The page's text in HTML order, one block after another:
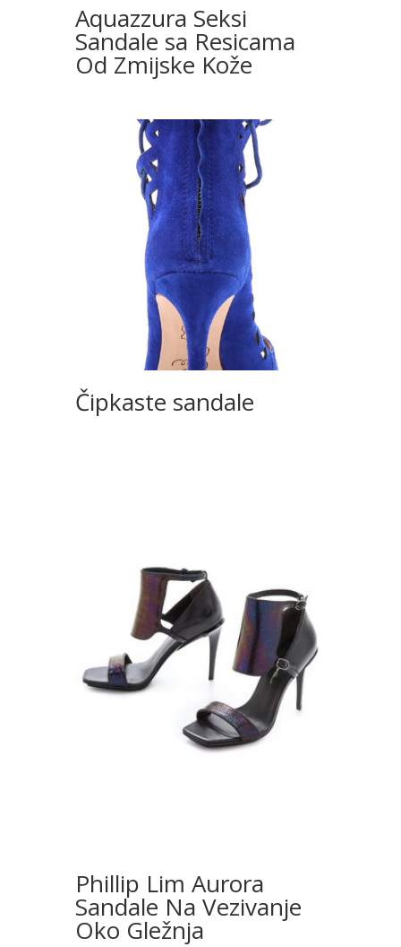
Aquazzura Seksi
Sandale sa Resicama
Od Zmijske Kože
Čipkaste sandale
Phillip Lim Aurora
Sandale Na Vezivanje
Oko Gležnja